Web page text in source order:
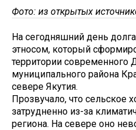
Фото: из открытых
На сегодняшний день
этносом, который
территории современного
муниципального района
севере Якутия.
Прозвучало, что сельское
затрудненно из-за
региона. На севере оно